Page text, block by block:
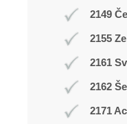
2149
2155
2161
2162
2171